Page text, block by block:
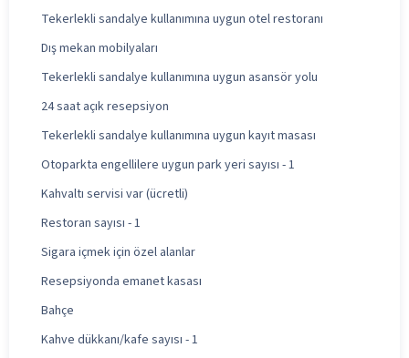
Tekerlekli sandalye kullanımına uygun otel restoranı
Dış mekan mobilyaları
Tekerlekli sandalye kullanımına uygun asansör yolu
24 saat açık resepsiyon
Tekerlekli sandalye kullanımına uygun kayıt masası
Otoparkta engellilere uygun park yeri sayısı - 1
Kahvaltı servisi var (ücretli)
Restoran sayısı - 1
Sigara içmek için özel alanlar
Resepsiyonda emanet kasası
Bahçe
Kahve dükkanı/kafe sayısı - 1